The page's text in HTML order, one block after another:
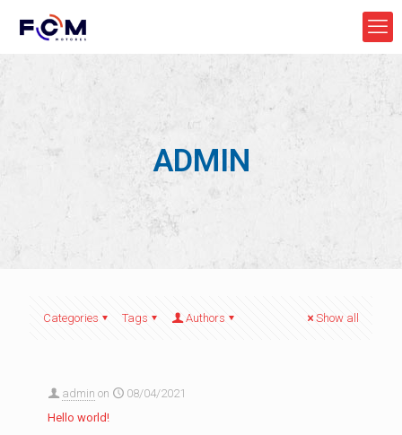
ADMIN
Categories Tags Authors Show all
admin on
08/04/2021
Hello world!